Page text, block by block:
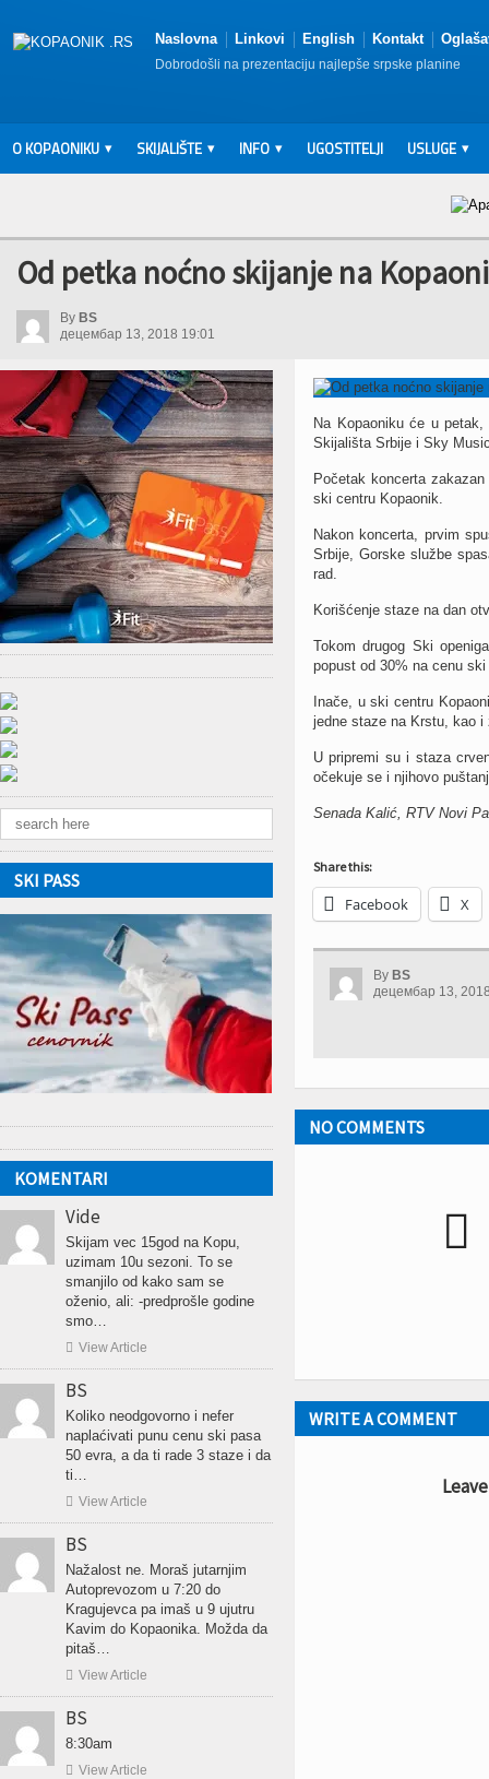
Naslovna Linkovi English Kontakt
Dobrodošli na prezentaciju najlepše srpske planine
O KOPAONIKU SKIJALIŠTE INFO UGOSTITELJI USLUGE
Od petka noćno skijanje na
By BS
децембар 13, 2018 19:01
Na Kopaoniku će u
Skijališta Srbije i Sky
Početak koncerta
ski centru Kopaonik.
Nakon koncerta, prvim
Srbije, Gorske službe
rad.
Korišćenje staze na dan
Tokom drugog Ski
popust od 30% na cenu
Inače, u ski centru
jedne staze na Krstu, kao
U pripremi su i staza
očekuje se i njihovo
Senada Kalić, RTV Novi
Share this:
Facebook X
By BS
децембар 13,
NO COMMENTS

WRITE A COMMENT
SKI PASS
KOMENTARI
Vide
Skijam vec 15god na Kopu,
uzimam 10u sezoni. To se
smanjilo od kako sam se
oženio, ali: -predprošle godine
smo…
 View Article
BS
Koliko neodgovorno i nefer
naplaćivati punu cenu ski pasa
50 evra, a da ti rade 3 staze i da
ti…
 View Article
BS
Nažalost ne. Moraš jutarnjim
Autoprevozom u 7:20 do
Kragujevca pa imaš u 9 ujutru
Kavim do Kopaonika. Možda da
pitaš…
 View Article
BS
8:30am
 View Article